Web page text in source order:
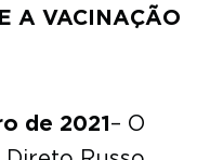
A VACINAÇÃO
de 2021 – O